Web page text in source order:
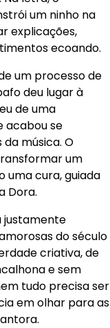
um ninho na
explicações,
ecoando.
um processo de
deu lugar à
de uma
acabou se
música. O
um
uma cura, guiada
Dora.
justamente
do século
criativa, de
e sem
tudo precisa ser
em olhar para as